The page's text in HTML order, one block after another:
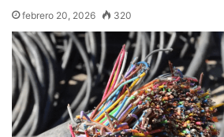
febrero 20, 2026 320